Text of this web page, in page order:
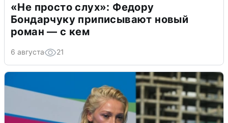
«Не просто слух»: Федору
Бондарчуку приписывают новый
роман — с кем
6 августа 21